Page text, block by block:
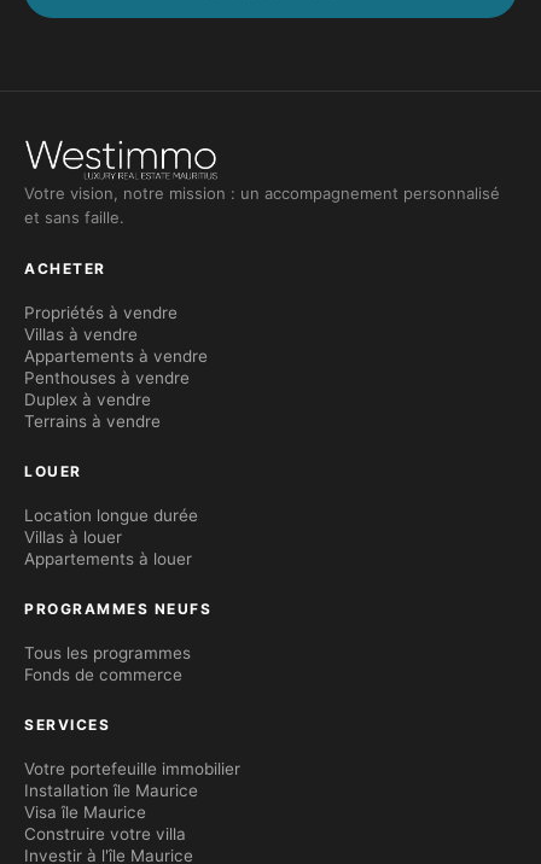
Votre vision, notre mission : un accompagnement personnalisé
et sans faille.
ACHETER
Propriétés à vendre
Villas à vendre
Appartements à vendre
Penthouses à vendre
Duplex à vendre
Terrains à vendre
LOUER
Location longue durée
Villas à louer
Appartements à louer
PROGRAMMES NEUFS
Tous les programmes
Fonds de commerce
SERVICES
Votre portefeuille immobilier
Installation île Maurice
Visa île Maurice
Construire votre villa
Investir à l'île Maurice